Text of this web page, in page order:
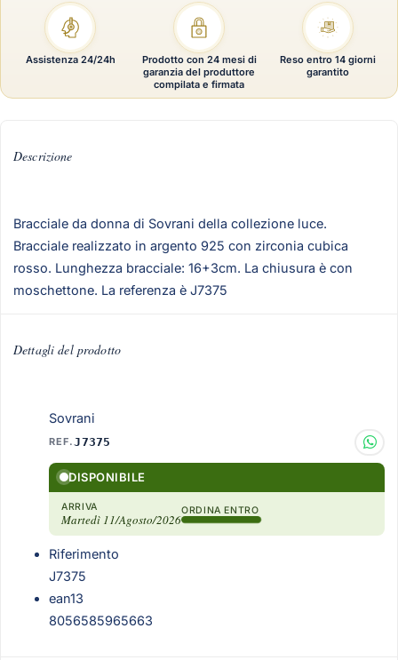
Descrizione
Bracciale da donna di Sovrani della collezione luce.
Bracciale realizzato in argento 925 con zirconia cubica
rosso. Lunghezza bracciale: 16+3cm. La chiusura è con
moschettone. La referenza è J7375
Dettagli del prodotto
Sovrani
REF.J7375
DISPONIBILE
ARRIVA
Martedì 11/Agosto/2026
ORDINA ENTRO
Riferimento
J7375
ean13
8056585965663
Assistenza 24/24h
Prodotto con 24 mesi di
garanzia del produttore
compilata e firmata
Reso entro 14 giorni
garantito